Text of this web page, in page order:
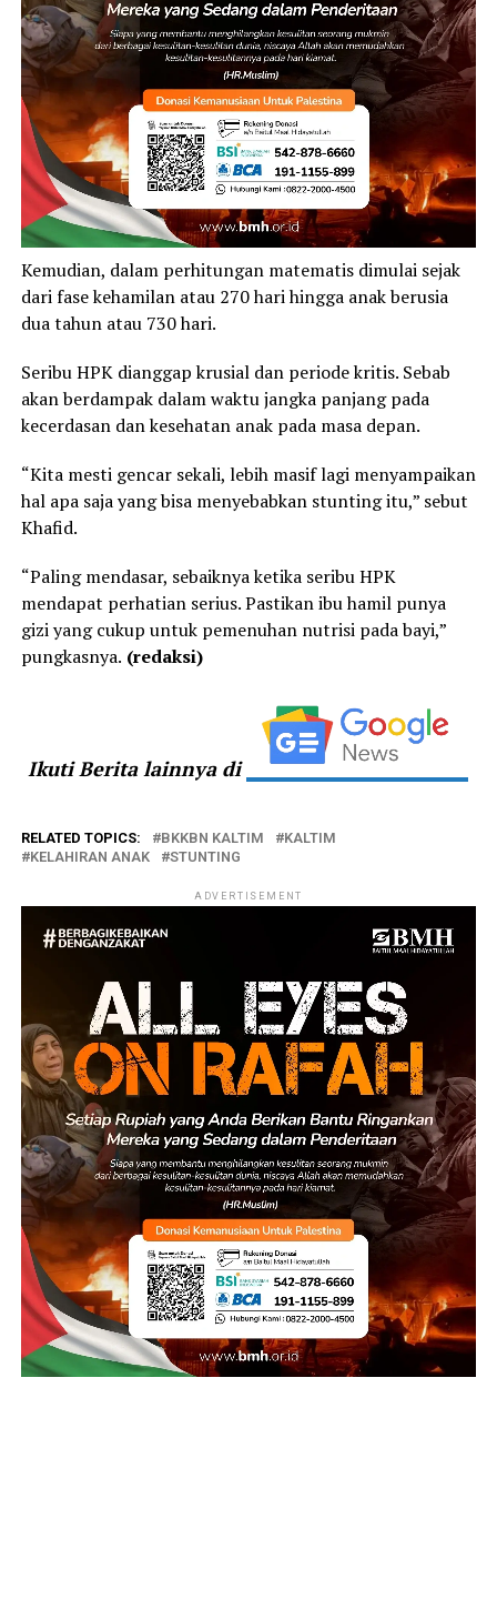
Kemudian, dalam perhitungan matematis dimulai sejak
dari fase kehamilan atau 270 hari hingga anak berusia
dua tahun atau 730 hari.
Seribu HPK dianggap krusial dan periode kritis. Sebab
akan berdampak dalam waktu jangka panjang pada
kecerdasan dan kesehatan anak pada masa depan.
“Kita mesti gencar sekali, lebih masif lagi menyampaikan
hal apa saja yang bisa menyebabkan stunting itu,” sebut
Khafid.
“Paling mendasar, sebaiknya ketika seribu HPK
mendapat perhatian serius. Pastikan ibu hamil punya
gizi yang cukup untuk pemenuhan nutrisi pada bayi,”
pungkasnya. (redaksi)
Ikuti Berita lainnya di
RELATED TOPICS: BKKBN KALTIM
KALTIM
KELAHIRAN ANAK
STUNTING
ADVERTISEMENT